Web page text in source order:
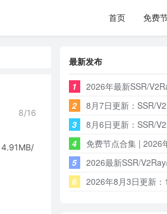
首页 免费
8/16
4.91MB/
最新发布
1
2026年最新SSR/
2
8月7日更新：SSR/
3
8月6日更新：SSR/
4
免费节点合集 | 2026
5
2026最新SSR/
6
2026年8月3日更新